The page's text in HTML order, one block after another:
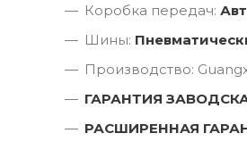
Коробка передач:
Шины:
Производство:
ГАРАНТИЯ
РАСШИРЕННАЯ